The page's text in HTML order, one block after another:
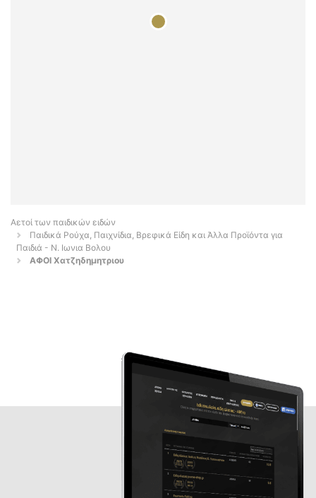
Αετοί των παιδικών ειδών
Παιδικά Ρούχα, Παιχνίδια, Βρεφικά Είδη και Άλλα Προϊόντα για
Παιδιά - Ν. Ιωνια Βολου
ΑΦΟΙ Χατζηδημητριου